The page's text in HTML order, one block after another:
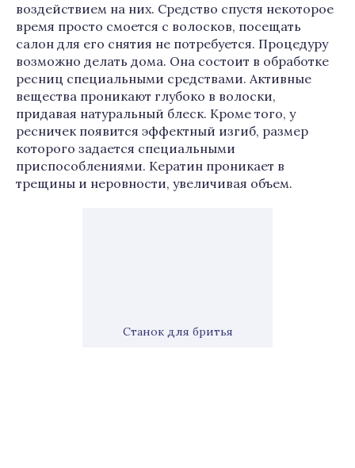
воздействием на них. Средство спустя некоторое
время просто смоется с волосков, посещать
салон для его снятия не потребуется. Процедуру
возможно делать дома. Она состоит в обработке
ресниц специальными средствами. Активные
вещества проникают глубоко в волоски,
придавая натуральный блеск. Кроме того, у
ресничек появится эффектный изгиб, размер
которого задается специальными
приспособлениями. Кератин проникает в
трещины и неровности, увеличивая объем.
Станок для бритья